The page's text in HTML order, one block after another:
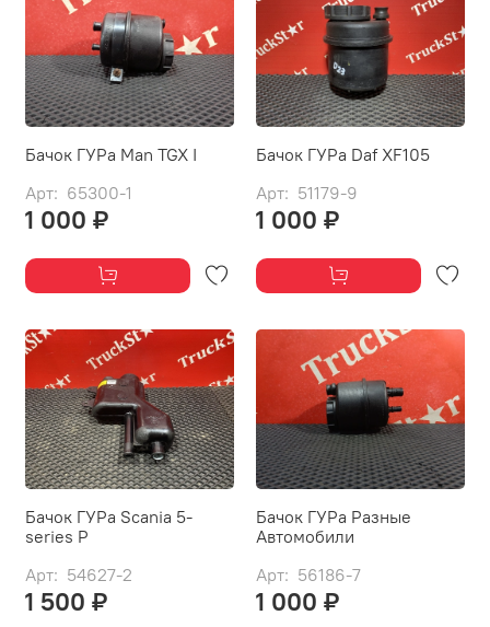
Бачок ГУРа Man TGX I
Арт: 65300-1
1 000 ₽
Бачок ГУРа Daf XF105
Арт: 51179-9
1 000 ₽
Бачок ГУРа Scania 5-
series P
Арт: 54627-2
1 500 ₽
Бачок ГУРа Разные
Автомобили
Арт: 56186-7
1 000 ₽